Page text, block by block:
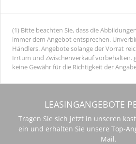
(1) Bitte beachten Sie, dass die
immer dem Angebot entsprechen.
Händlers. Angebote solange der Vorrat
Irrtum und Zwischenverkauf vorbehalten.
keine Gewähr für die Richtigkeit der
LEASINGANGEBOTE
Tragen Sie sich jetzt in unseren
ein und erhalten Sie unsere Top-
Mail.